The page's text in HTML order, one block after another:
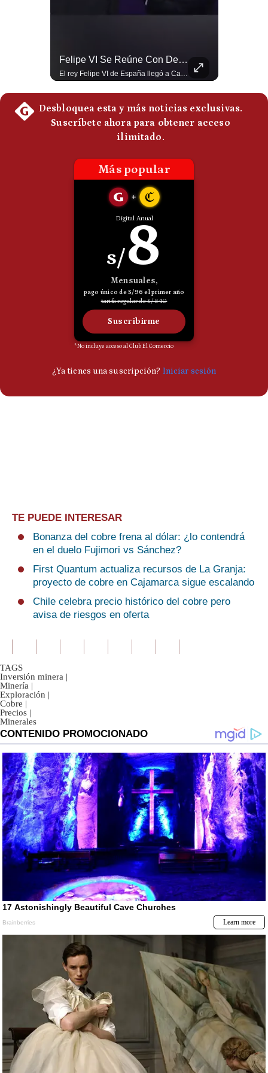
Felipe VI Se Reúne Con De La Espriella Antes De La Investidura | Gestión Mundo
TE PUEDE INTERESAR
Bonanza del cobre frena al dólar: ¿lo contendrá
en el duelo Fujimori vs Sánchez?
First Quantum actualiza recursos de La Granja:
proyecto de cobre en Cajamarca sigue escalando
Chile celebra precio histórico del cobre pero
avisa de riesgos en oferta
TAGS
Inversión minera |
Minería |
Exploración |
Cobre |
Precios |
Minerales